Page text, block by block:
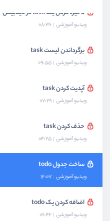
ذخیره کردن یک task در دیتابیس
ویدیو آموزشی 08:36
برگرداندن لیست task
ویدیو آموزشی 09:55
آپدیت کردن task
ویدیو آموزشی 07:29
حذف کردن task
ویدیو آموزشی 04:25
ساخت جدول todo
ویدیو آموزشی 12:07
اضافه کردن یک todo
ویدیو آموزشی 06:42